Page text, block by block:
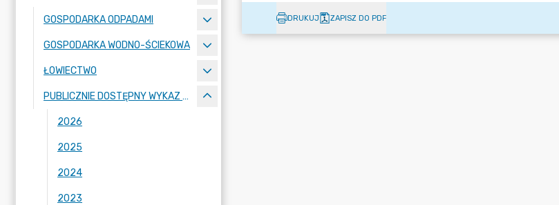
GOSPODARKA ODPADAMI
GOSPODARKA WODNO-ŚCIEKOWA
ŁOWIECTWO
PUBLICZNIE DOSTĘPNY WYKAZ DANYCH
2026
2025
2024
2023
DRUKUJ ZAPISZ DO PDF